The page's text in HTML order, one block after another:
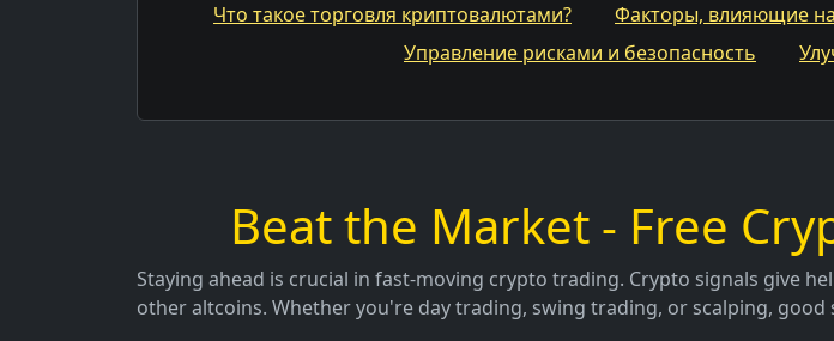
Что такое торговля криптовалютами? Факторы, влияющие
Управление рисками и безопасность
Beat the Market - Free
Staying ahead is crucial in fast-moving crypto trading. Crypto signals give
other altcoins. Whether you're day trading, swing trading, or scalping, good